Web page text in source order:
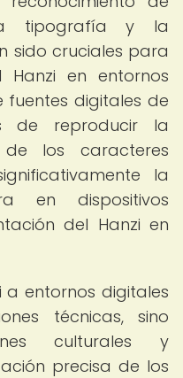
tipografía y la
sido cruciales para
en entornos
fuentes digitales de
de reproducir la
de los caracteres
la
en dispositivos
del Hanzi en
entornos digitales
técnicas, sino
culturales y
precisa de los